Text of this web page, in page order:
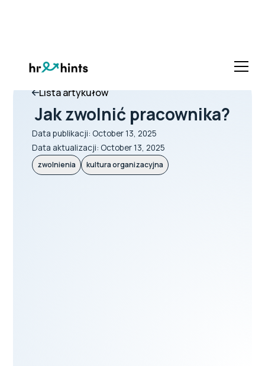
Lista artykułów
Jak zwolnić pracownika?
Data publikacji: October 13, 2025
Data aktualizacji: October 13, 2025
zwolnienia kultura organizacyjna